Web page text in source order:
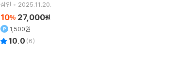
삼인
2025.11.20.
10% 27,000원
1,500원
10.0 (6)